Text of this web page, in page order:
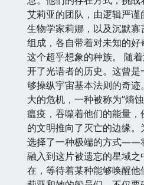
艾莉亚的团队，由逻辑严
生物学家莉娜，以及沉默
组成，各自带着对未知的
这个超乎想象的种族。 随
开了光语者的历史。这曾
够操纵宇宙基本法则的奇
大的危机，一种被称为“熵
瘟疫，吞噬着他们的能量
的文明推向了灭亡的边缘
选择了一种极端的方式——
融入到这片被遗忘的星域
在，等待着某种能够唤醒